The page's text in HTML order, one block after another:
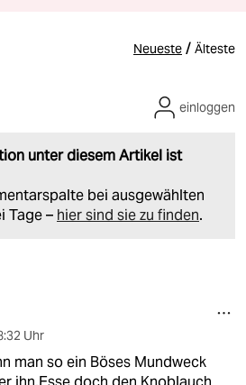
Neueste / Älteste
unter diesem Artikel ist
bei ausgewählten
Tage – hier sind sie zu finden.
einloggen
Uhr
man so ein Böses Mundweck